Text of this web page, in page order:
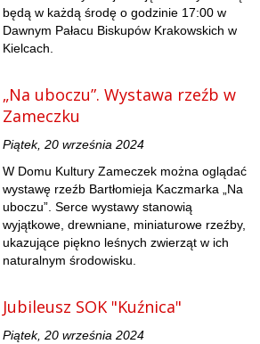
będą w każdą środę o godzinie 17:00 w
Dawnym Pałacu Biskupów Krakowskich w
Kielcach.
„Na uboczu”. Wystawa rzeźb w
Zameczku
Piątek, 20 września 2024
W Domu Kultury Zameczek można oglądać
wystawę rzeźb Bartłomieja Kaczmarka „Na
uboczu”. Serce wystawy stanowią
wyjątkowe, drewniane, miniaturowe rzeźby,
ukazujące piękno leśnych zwierząt w ich
naturalnym środowisku.
Jubileusz SOK "Kuźnica"
Piątek, 20 września 2024